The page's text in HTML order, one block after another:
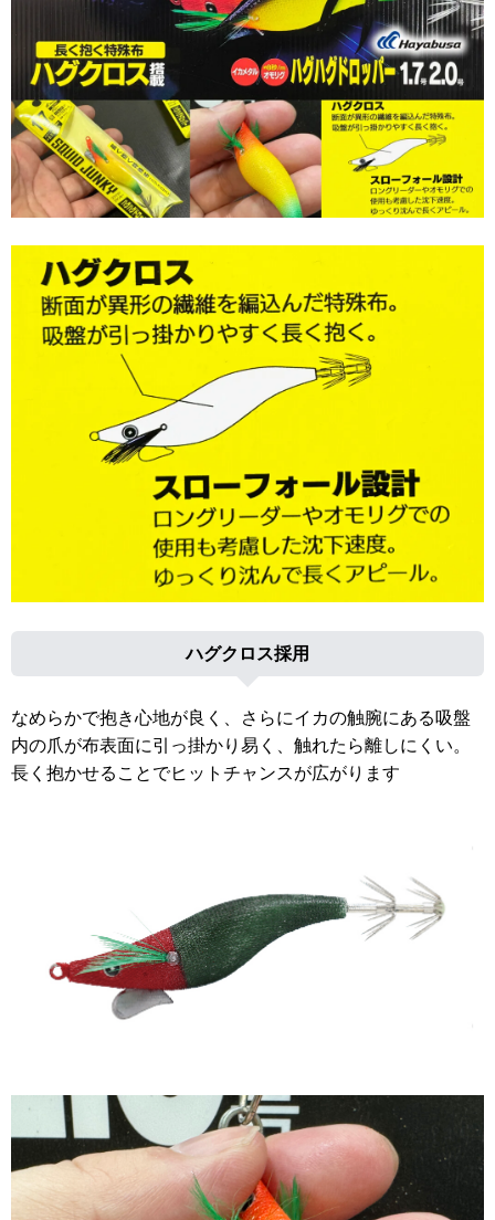
ハグクロス採用
なめらかで抱き心地が良く、さらにイカの触腕にある吸盤
内の爪が布表面に引っ掛かり易く、触れたら離しにくい。
長く抱かせることでヒットチャンスが広がります